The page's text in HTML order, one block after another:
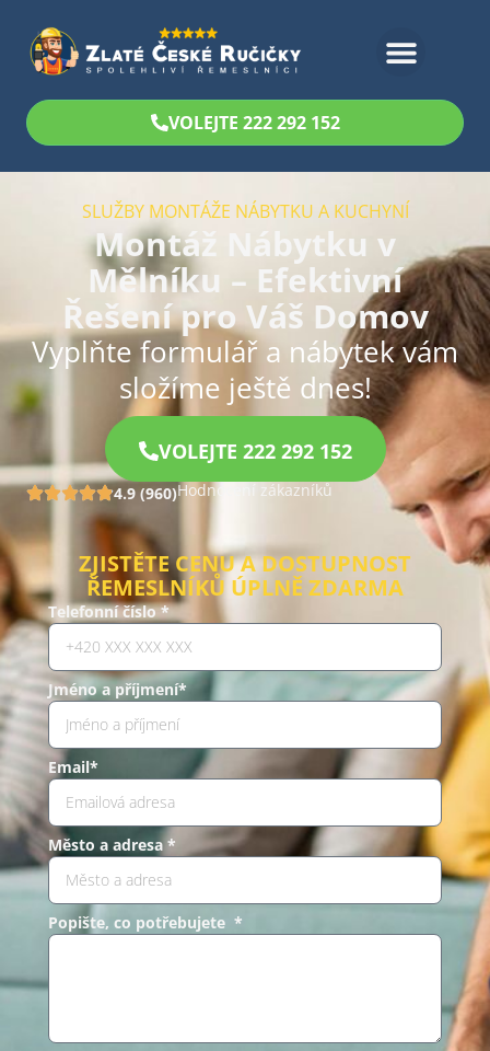
VOLEJTE 222 292 152
SLUŽBY MONTÁŽE NÁBYTKU A KUCHYNÍ
Montáž Nábytku v
Mělníku – Efektivní
Řešení pro Váš Domov
Vyplňte formulář a nábytek vám
složíme ještě dnes!
VOLEJTE 222 292 152
4.9 (960)Hodnocení zákazníků
ZJISTĚTE CENU A DOSTUPNOST
ŘEMESLNÍKŮ ÚPLNĚ ZDARMA
Telefonní číslo *
Jméno a příjmení*
Email*
Město a adresa *
Popište, co potřebujete *